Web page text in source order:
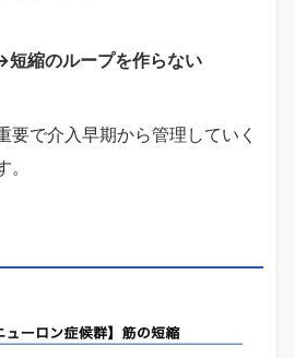
縮のループを作らない
要で介入早期から管理していく